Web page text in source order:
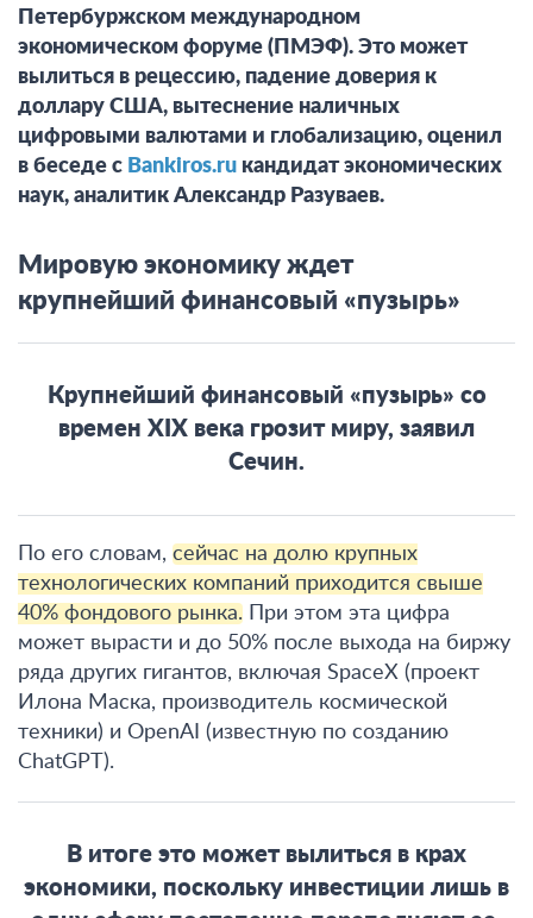
Петербуржском международном
экономическом форуме (ПМЭФ). Это может
вылиться в рецессию, падение доверия к
доллару США, вытеснение наличных
цифровыми валютами и глобализацию, оценил
в беседе с Bankiros.ru кандидат экономических
наук, аналитик Александр Разуваев.
Мировую экономику ждет
крупнейший финансовый «пузырь»
Крупнейший финансовый «пузырь» со
времен XIX века грозит миру, заявил
Сечин.
По его словам, сейчас на долю крупных
технологических компаний приходится свыше
40% фондового рынка. При этом эта цифра
может вырасти и до 50% после выхода на биржу
ряда других гигантов, включая SpaceX (проект
Илона Маска, производитель космической
техники) и OpenAI (известную по созданию
ChatGPT).
В итоге это может вылиться в крах
экономики, поскольку инвестиции лишь в